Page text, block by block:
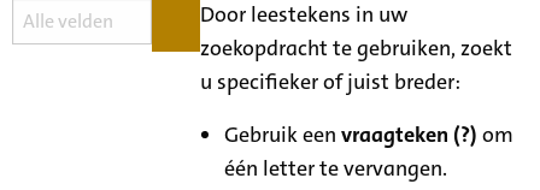
Door leestekens in uw
zoekopdracht te gebruiken, zoekt
u specifieker of juist breder:
Gebruik eenvraagteken (?) om
één letter te vervangen.